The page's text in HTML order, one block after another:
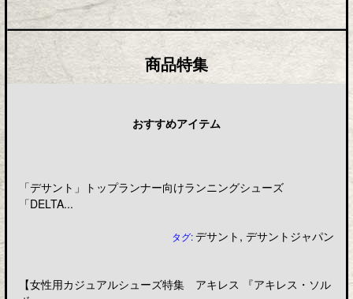
商品特集
おすすめアイテム
「デサント」トップランナー向けランニングシューズ
「DELTA...
タグ:デサント ,デサントジャパン
【女性用カジュアルシューズ特集 アキレス 『アキレス・ソル